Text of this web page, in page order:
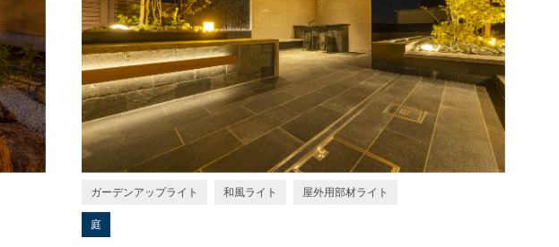
ガーデンアップライト 和風ライト 屋外用部材ライト
庭